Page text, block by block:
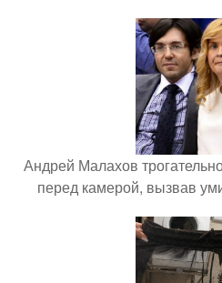
Андрей Малахов
перед камерой, вызвав